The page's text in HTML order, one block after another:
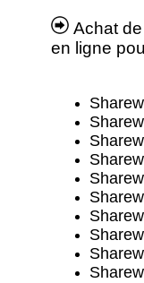
Achat
en ligne